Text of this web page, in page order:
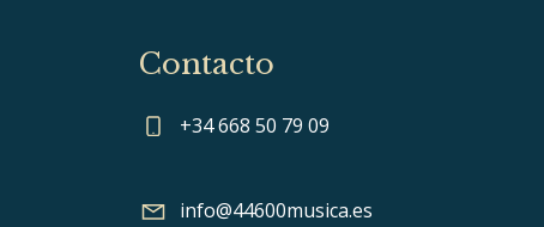
Contacto
+34 668 50 79 09
info@44600musica.es